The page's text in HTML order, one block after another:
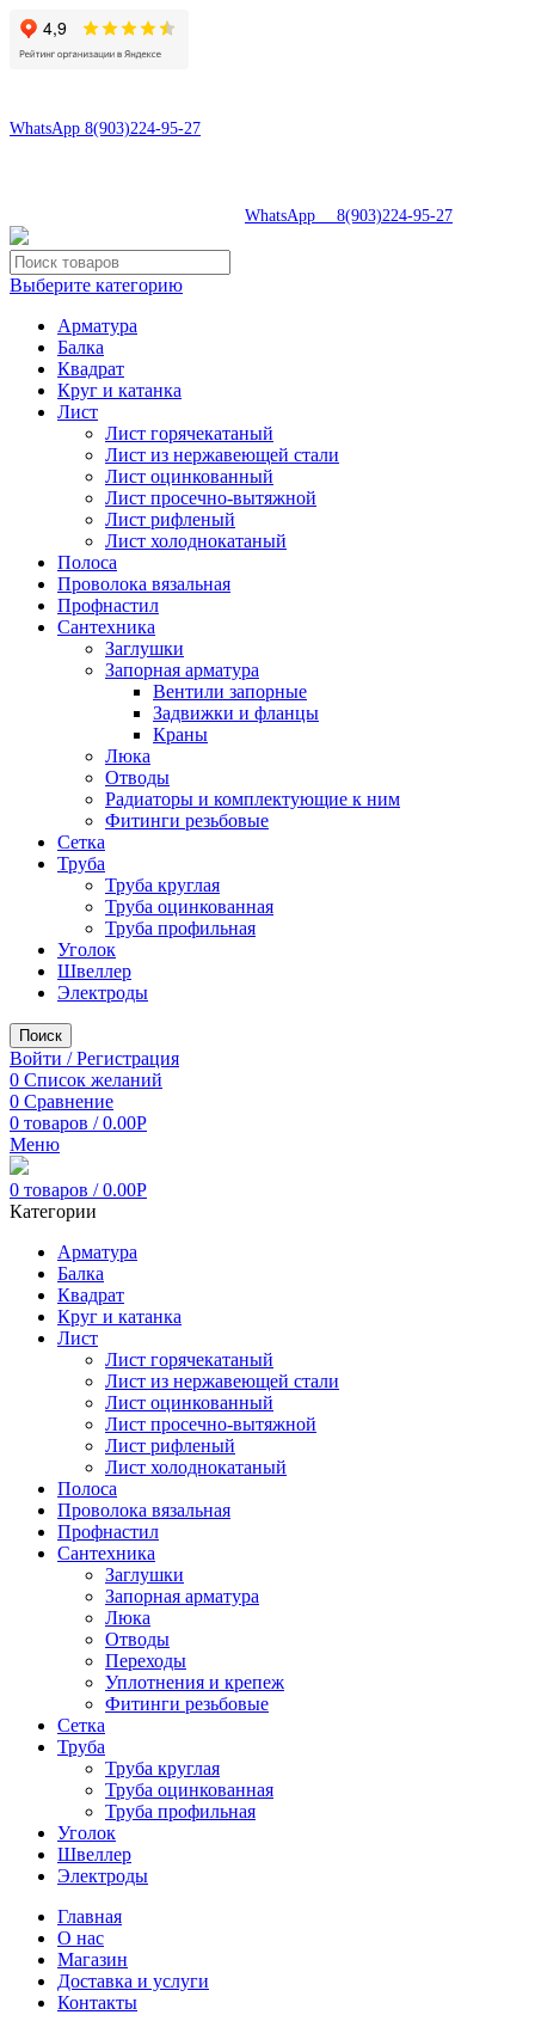
WhatsApp 8(903)224-95-27
WhatsApp 8(903)224-95-27
Выберите категорию
Арматура
Балка
Квадрат
Круг и катанка
Лист
Лист горячекатаный
Лист из нержавеющей стали
Лист оцинкованный
Лист просечно-вытяжной
Лист рифленый
Лист холоднокатаный
Полоса
Проволока вязальная
Профнастил
Сантехника
Заглушки
Запорная арматура
Вентили запорные
Задвижки и фланцы
Краны
Люка
Отводы
Радиаторы и комплектующие к ним
Фитинги резьбовые
Сетка
Труба
Труба круглая
Труба оцинкованная
Труба профильная
Уголок
Швеллер
Электроды
Поиск
Войти / Регистрация
0 Список желаний
0 Сравнение
0 товаров / 0.00Р
Меню
0 товаров / 0.00Р
Категории
Арматура
Балка
Квадрат
Круг и катанка
Лист
Лист горячекатаный
Лист из нержавеющей стали
Лист оцинкованный
Лист просечно-вытяжной
Лист рифленый
Лист холоднокатаный
Полоса
Проволока вязальная
Профнастил
Сантехника
Заглушки
Запорная арматура
Люка
Отводы
Переходы
Уплотнения и крепеж
Фитинги резьбовые
Сетка
Труба
Труба круглая
Труба оцинкованная
Труба профильная
Уголок
Швеллер
Электроды
Главная
О нас
Магазин
Доставка и услуги
Контакты